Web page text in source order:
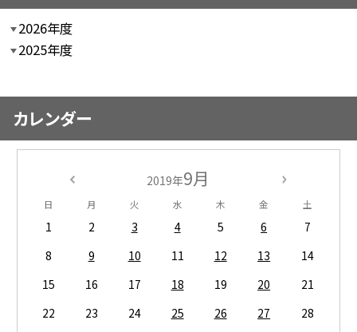
2026年度
2025年度
カレンダー
2019年9月
日 月 火 水 木 金 土
1 2 3 4 5 6
7
8
9 10 11 12 13
14
15
16 17 18 19 20
21
22
23 24 25 26 27
28